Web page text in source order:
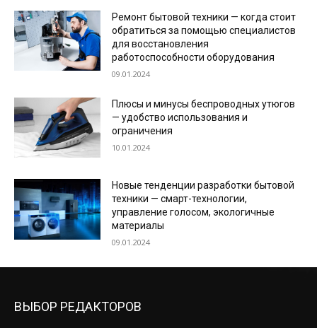
Ремонт бытовой техники — когда стоит
обратиться за помощью специалистов
для восстановления
работоспособности оборудования
09.01.2024
Плюсы и минусы беспроводных утюгов
— удобство использования и
ограничения
10.01.2024
Новые тенденции разработки бытовой
техники — смарт-технологии,
управление голосом, экологичные
материалы
09.01.2024
ВЫБОР РЕДАКТОРОВ